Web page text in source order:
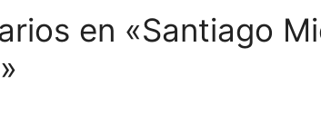
en «Santiago